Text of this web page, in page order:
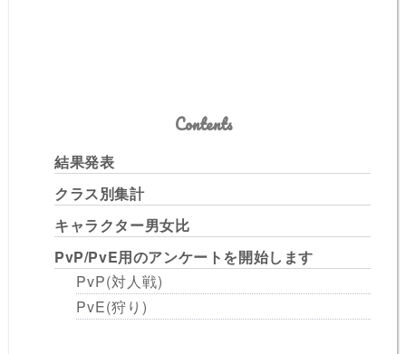
Contents
結果発表
クラス別集計
キャラクター男女比
PvP/PvE用のアンケートを開始します
PvP(対人戦)
PvE(狩り)